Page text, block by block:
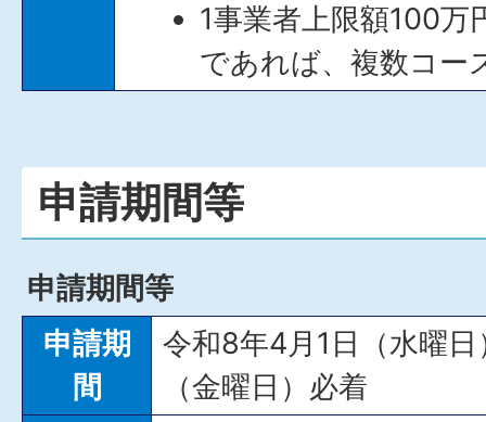
1事業者上限額100万
であれば、複数コー
申請期間等
申請期間等
申請期
間
令和8年4月1日（水曜
（金曜日）必着